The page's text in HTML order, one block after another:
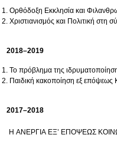
Ορθόδοξη Εκκλησία και
Χριστιανισμός και Πολιτική στη
2018–2019
Το πρόβλημα της
Παιδική κακοποίηση εξ επόψεως
2017–2018
Η ΑΝΕΡΓΙΑ ΕΞ’ ΕΠΟΨΕΩΣ